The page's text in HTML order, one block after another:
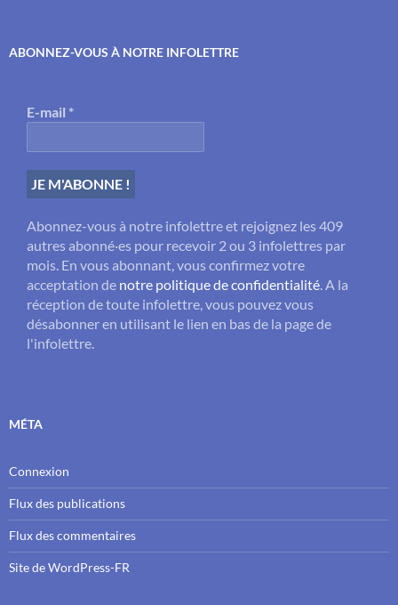
ABONNEZ-VOUS À NOTRE INFOLETTRE
E-mail *
Abonnez-vous à notre infolettre et rejoignez les 409
autres abonné·es pour recevoir 2 ou 3 infolettres par
mois. En vous abonnant, vous confirmez votre
acceptation de notre politique de confidentialité. A la
réception de toute infolettre, vous pouvez vous
désabonner en utilisant le lien en bas de la page de
l'infolettre.
MÉTA
Connexion
Flux des publications
Flux des commentaires
Site de WordPress-FR